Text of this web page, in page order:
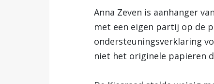
Anna Zeven is aanhanger
met een eigen partij op de
ondersteuningsverklaring
niet het originele papieren